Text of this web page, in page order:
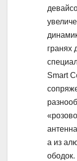
гранях
Smart
а из
ободок.